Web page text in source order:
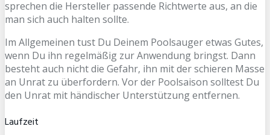
sprechen die Hersteller passende Richtwerte aus, an die
man sich auch halten sollte.
Im Allgemeinen tust Du Deinem Poolsauger etwas Gutes,
wenn Du ihn regelmäßig zur Anwendung bringst. Dann
besteht auch nicht die Gefahr, ihn mit der schieren Masse
an Unrat zu überfordern. Vor der Poolsaison solltest Du
den Unrat mit händischer Unterstützung entfernen.
Laufzeit